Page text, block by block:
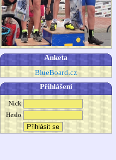
Anketa
BlueBoard.cz
Přihlášení
Nick
Heslo